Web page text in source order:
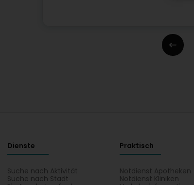
Dienste
Suche nach Aktivität
Suche nach Stadt
Praktisch
Notdienst Apotheken
Notdienst Kliniken